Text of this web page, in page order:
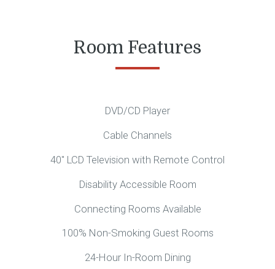
Room Features
DVD/CD Player
Cable Channels
40″ LCD Television with Remote Control
Disability Accessible Room
Connecting Rooms Available
100% Non-Smoking Guest Rooms
24-Hour In-Room Dining